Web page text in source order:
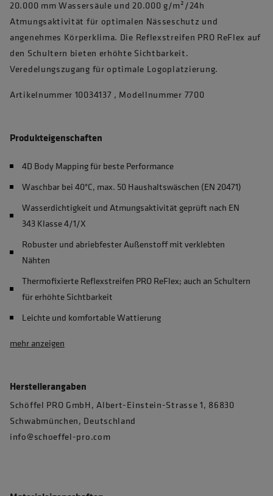
20.000 mm Wassersäule und 20.000 g/m²/24h
Atmungsaktivität für optimalen Nässeschutz und
angenehmes Körperklima. Die Reflexstreifen PRO ReFlex auf
den Schultern bieten erhöhte Sichtbarkeit.
Veredelungszugang für optimale Logoplatzierung.
Artikelnummer 10034137 , Modellnummer 7700
Produkteigenschaften
4D Body Mapping für beste Performance
Waschbar bei 40°C, max. 50 Haushaltswäschen (EN 20471)
Wasserdichtigkeit und Atmungsaktivität geprüft nach EN
343 Klasse 4/1/X
Robuster und abriebfester Außenstoff mit verklebten
Nähten
Thermofixierte Reflexstreifen PRO ReFlex; auch an Schultern
für erhöhte Sichtbarkeit
Leichte und komfortable Wattierung
mehr anzeigen
Herstellerangaben
Schöffel PRO GmbH, Albert-Einstein-Strasse 1, 86830
Schwabmünchen, Deutschland
info@schoeffel-pro.com